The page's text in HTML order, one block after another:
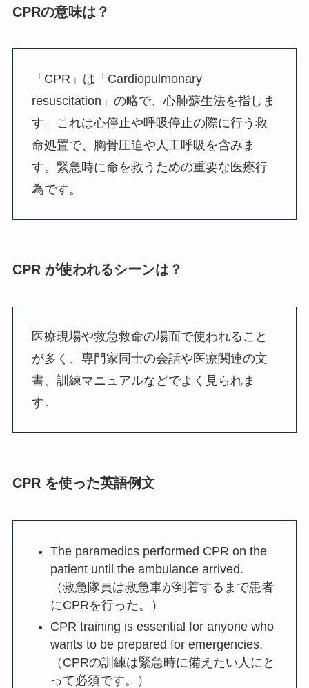
CPRの意味は？
「CPR」は「Cardiopulmonary
resuscitation」の略で、心肺蘇生法を指しま
す。これは心停止や呼吸停止の際に行う救
命処置で、胸骨圧迫や人工呼吸を含みま
す。緊急時に命を救うための重要な医療行
為です。
CPR が使われるシーンは？
医療現場や救急救命の場面で使われること
が多く、専門家同士の会話や医療関連の文
書、訓練マニュアルなどでよく見られま
す。
CPR を使った英語例文
The paramedics performed CPR on the
patient until the ambulance arrived.
（救急隊員は救急車が到着するまで患者
にCPRを行った。）
CPR training is essential for anyone who
wants to be prepared for emergencies.
（CPRの訓練は緊急時に備えたい人にと
って必須です。）